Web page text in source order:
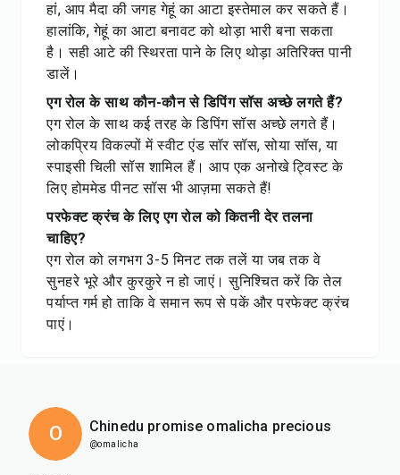
हां, आप मैदा की जगह गेहूं का आटा इस्तेमाल कर सकते हैं।
हालांकि, गेहूं का आटा बनावट को थोड़ा भारी बना सकता
है। सही आटे की स्थिरता पाने के लिए थोड़ा अतिरिक्त पानी
डालें।
एग रोल के साथ कौन-कौन से डिपिंग सॉस अच्छे लगते हैं?
एग रोल के साथ कई तरह के डिपिंग सॉस अच्छे लगते हैं।
लोकप्रिय विकल्पों में स्वीट एंड सॉर सॉस, सोया सॉस, या
स्पाइसी चिली सॉस शामिल हैं। आप एक अनोखे ट्विस्ट के
लिए होममेड पीनट सॉस भी आज़मा सकते हैं!
परफेक्ट क्रंच के लिए एग रोल को कितनी देर तलना
चाहिए?
एग रोल को लगभग 3-5 मिनट तक तलें या जब तक वे
सुनहरे भूरे और कुरकुरे न हो जाएं। सुनिश्चित करें कि तेल
पर्याप्त गर्म हो ताकि वे समान रूप से पकें और परफेक्ट क्रंच
पाएं।
O Chinedu promise omalicha precious
@omalicha